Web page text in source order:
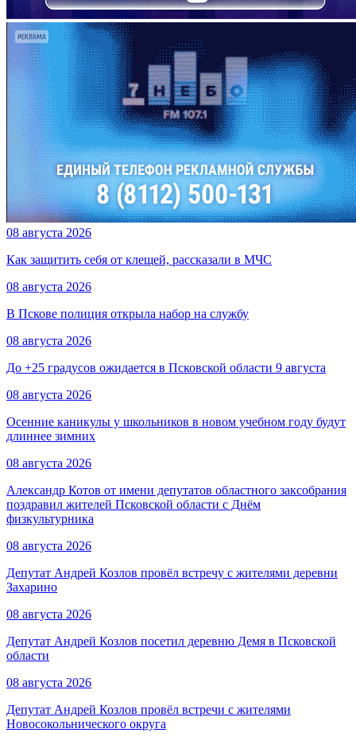
08 августа 2026
Как защитить себя от клещей, рассказали в МЧС
08 августа 2026
В Пскове полиция открыла набор на службу
08 августа 2026
До +25 градусов ожидается в Псковской области 9 августа
08 августа 2026
Осенние каникулы у школьников в новом учебном году будут
длиннее зимних
08 августа 2026
Александр Котов от имени депутатов областного заксобрания
поздравил жителей Псковской области с Днём
физкультурника
08 августа 2026
Депутат Андрей Козлов провёл встречу с жителями деревни
Захарино
08 августа 2026
Депутат Андрей Козлов посетил деревню Демя в Псковской
области
08 августа 2026
Депутат Андрей Козлов провёл встречи с жителями
Новосокольнического округа